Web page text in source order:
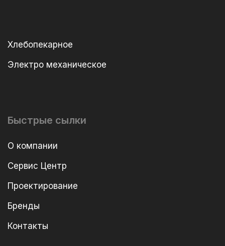
Хлебопекарное
Электро механическое
Быстрые сылки
О компании
Сервис Центр
Проектирование
Бренды
Контакты